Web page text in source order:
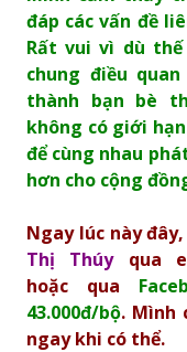
đáp các vấn đề
Rất vui vì dù
chung điều
thành bạn bè
không có giới
để cùng nhau
hơn cho cộng
Ngay lúc này
Thị Thúyqua
hoặc qua
43.000đ/bộ. Mình
ngay khi có thể.